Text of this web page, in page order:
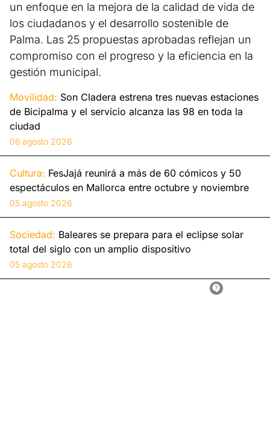
un enfoque en la mejora de la calidad de vida de
los ciudadanos y el desarrollo sostenible de
Palma. Las 25 propuestas aprobadas reflejan un
compromiso con el progreso y la eficiencia en la
gestión municipal.
Movilidad: Son Cladera estrena tres nuevas estaciones
de Bicipalma y el servicio alcanza las 98 en toda la
ciudad
06 agosto 2026
Cultura: FesJajá reunirá a más de 60 cómicos y 50
espectáculos en Mallorca entre octubre y noviembre
05 agosto 2026
Sociedad: Baleares se prepara para el eclipse solar
total del siglo con un amplio dispositivo
05 agosto 2026